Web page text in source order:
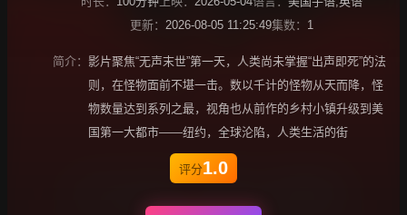
更新： 2026-08-05 11:25:49集数： 1
简介： 影片聚焦“无声末世”第一天，人类尚未掌握“出声即死”的法
则，在怪物面前不堪一击。数以千计的怪物从天而降，怪
物数量达到系列之最，视角也从前作的乡村小镇升级到美
国第一大都市——纽约，全球沦陷，人类生活的街
评分1.0